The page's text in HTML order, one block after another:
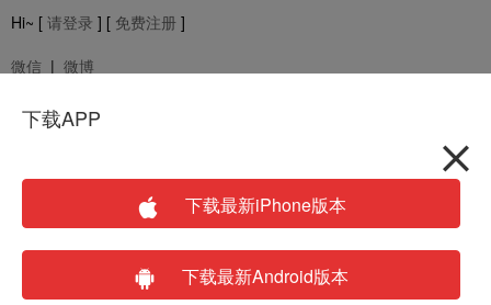
Hi~ [ 请登录 ] [ 免费注册 ]
微信 | 微博
下载APP
注册
下载APP
下载最新iPhone版本
下载最新Android版本